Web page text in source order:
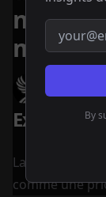
Email
By
June 2,
La
comme une